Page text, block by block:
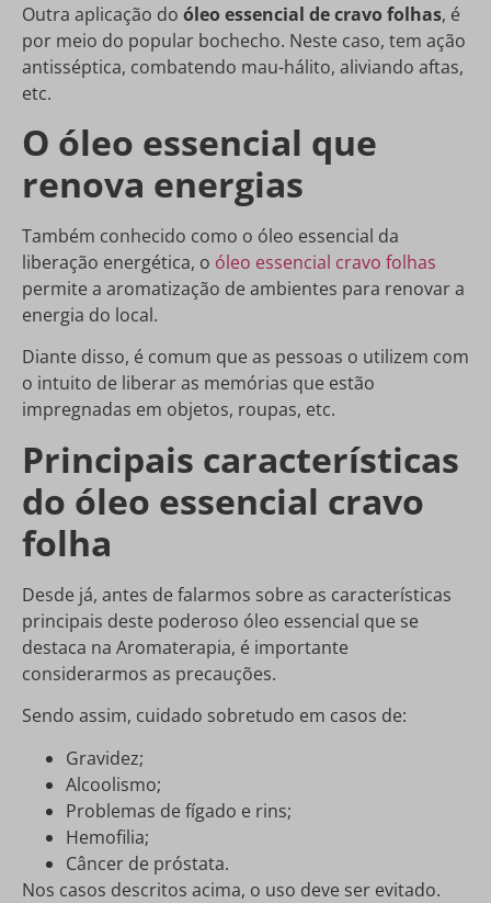
Outra aplicação do óleo essencial de cravo folhas, é
por meio do popular bochecho. Neste caso, tem ação
antisséptica, combatendo mau-hálito, aliviando aftas,
etc.
O óleo essencial que
renova energias
Também conhecido como o óleo essencial da
liberação energética, o óleo essencial cravo folhas
permite a aromatização de ambientes para renovar a
energia do local.
Diante disso, é comum que as pessoas o utilizem com
o intuito de liberar as memórias que estão
impregnadas em objetos, roupas, etc.
Principais características
do óleo essencial cravo
folha
Desde já, antes de falarmos sobre as características
principais deste poderoso óleo essencial que se
destaca na Aromaterapia, é importante
considerarmos as precauções.
Sendo assim, cuidado sobretudo em casos de:
Gravidez;
Alcoolismo;
Problemas de fígado e rins;
Hemofilia;
Câncer de próstata.
Nos casos descritos acima, o uso deve ser evitado.